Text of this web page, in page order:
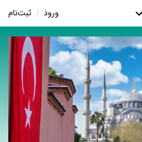
ورود / ثبت‌نام